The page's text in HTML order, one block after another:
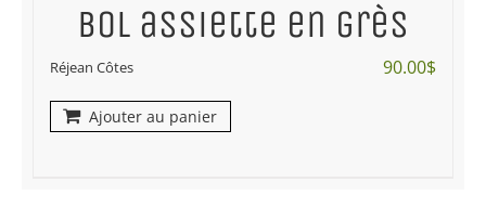
Bol assiette en grès
Réjean Côtes 90.00$
Ajouter au panier